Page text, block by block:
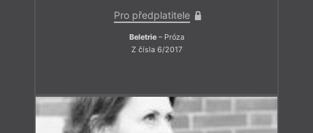
Pro předplatitele
Beletrie– Próza
Z čísla 6/2017